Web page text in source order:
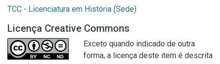
TCC - Licenciatura em História (Sede)
Licença Creative Commons
Exceto quando indicado de outra
forma, a licença deste item é descrita